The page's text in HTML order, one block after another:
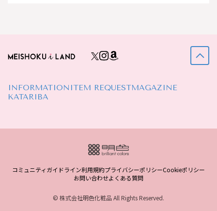
INFORMATION ITEM REQUESTMAGAZINE
KATARIBA
コミュニティガイドライン利用規約プライバシーポリシーCookieポリシー
お問い合わせよくある質問
© 株式会社明色化粧品 All Rights Reserved.